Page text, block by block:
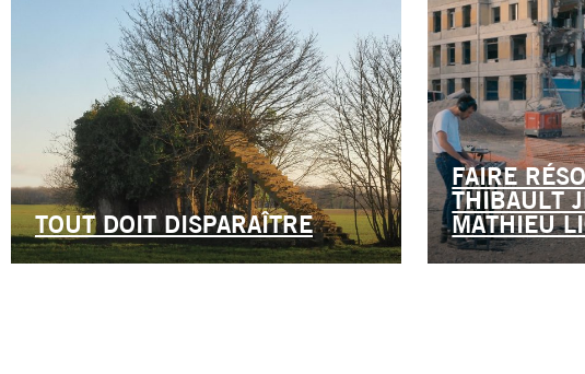
TOUT DOIT DISPARAÎTRE
FAIRE
THIBAULT
MATHIEU